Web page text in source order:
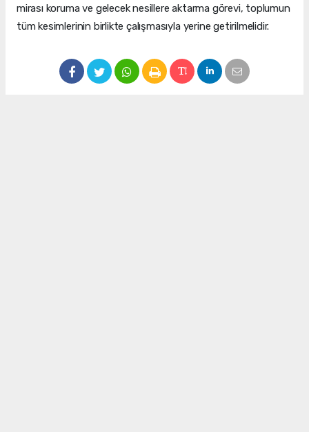
mirası koruma ve gelecek nesillere aktarma görevi, toplumun
tüm kesimlerinin birlikte çalışmasıyla yerine getirilmelidir.